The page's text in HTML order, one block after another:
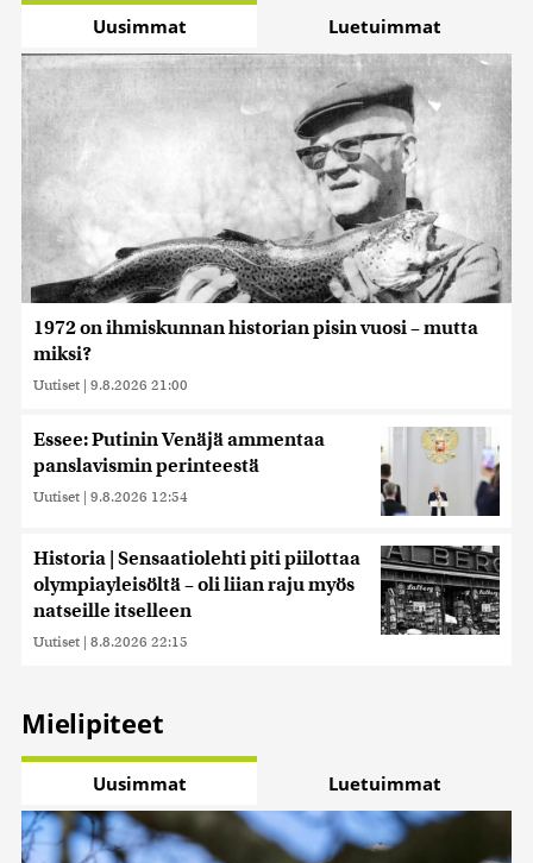
Uusimmat Luetuimmat
1972 on ihmiskunnan historian pisin vuosi – mutta
miksi?
Uutiset | 9.8.2026 21:00
Essee: Putinin Venäjä ammentaa
panslavismin perinteestä
Uutiset | 9.8.2026 12:54
Historia | Sensaatiolehti piti piilottaa
olympiayleisöltä – oli liian raju myös
natseille itselleen
Uutiset | 8.8.2026 22:15
Mielipiteet
Uusimmat Luetuimmat